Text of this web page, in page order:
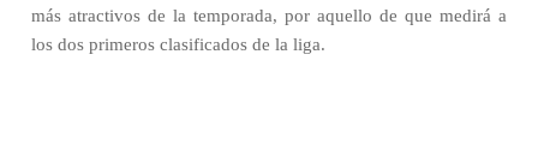
más atractivos de la temporada, por aquello de que medirá a
los dos primeros clasificados de la liga.